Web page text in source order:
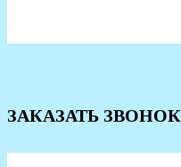
ЗАКАЗАТЬ ЗВОНОК